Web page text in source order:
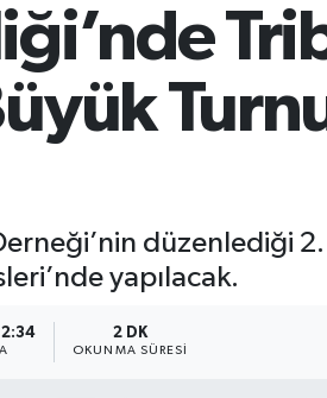
düzenlediği 2.
yapılacak.
2 DK
OKUNMA SÜRESI